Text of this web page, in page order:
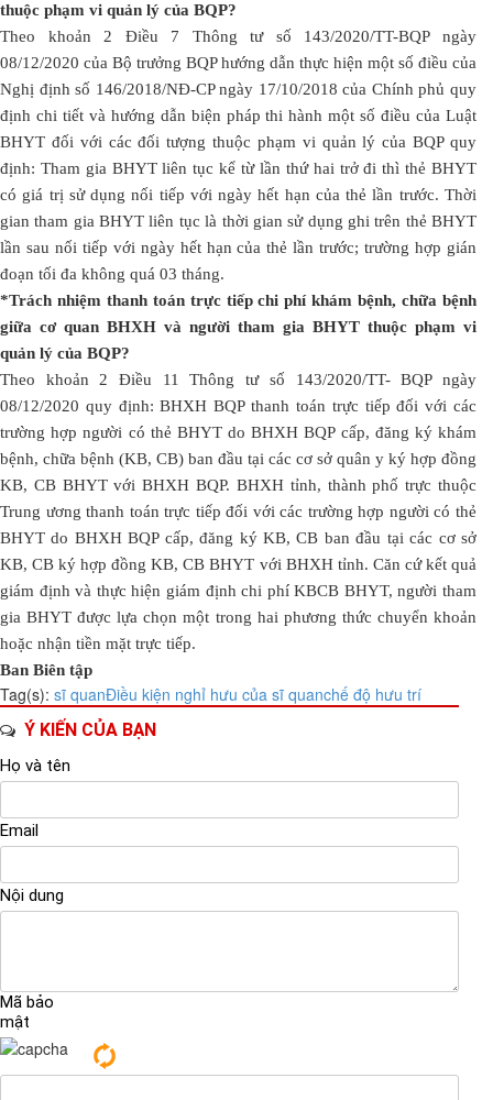
thuộc phạm vi quản lý của BQP?
Theo khoản 2 Điều 7 Thông tư số 143/2020/TT-BQP ngày
08/12/2020 của Bộ trưởng BQP hướng dẫn thực hiện một số điều của
Nghị định số 146/2018/NĐ-CP ngày 17/10/2018 của Chính phủ quy
định chi tiết và hướng dẫn biện pháp thi hành một số điều của Luật
BHYT đối với các đối tượng thuộc phạm vi quản lý của BQP quy
định: Tham gia BHYT liên tục kể từ lần thứ hai trở đi thì thẻ BHYT
có giá trị sử dụng nối tiếp với ngày hết hạn của thẻ lần trước. Thời
gian tham gia BHYT liên tục là thời gian sử dụng ghi trên thẻ BHYT
lần sau nối tiếp với ngày hết hạn của thẻ lần trước; trường hợp gián
đoạn tối đa không quá 03 tháng.
*Trách nhiệm thanh toán trực tiếp chi phí khám bệnh, chữa bệnh
giữa cơ quan BHXH và người tham gia BHYT thuộc phạm vi
quản lý của BQP?
Theo khoản 2 Điều 11 Thông tư số 143/2020/TT- BQP ngày
08/12/2020 quy định: BHXH BQP thanh toán trực tiếp đối với các
trường hợp người có thẻ BHYT do BHXH BQP cấp, đăng ký khám
bệnh, chữa bệnh (KB, CB) ban đầu tại các cơ sở quân y ký hợp đồng
KB, CB BHYT với BHXH BQP. BHXH tỉnh, thành phố trực thuộc
Trung ương thanh toán trực tiếp đối với các trường hợp người có thẻ
BHYT do BHXH BQP cấp, đăng ký KB, CB ban đầu tại các cơ sở
KB, CB ký hợp đồng KB, CB BHYT với BHXH tỉnh. Căn cứ kết quả
giám định và thực hiện giám định chi phí KBCB BHYT, người tham
gia BHYT được lựa chọn một trong hai phương thức chuyển khoản
hoặc nhận tiền mặt trực tiếp.
Ban Biên tập
Tag(s): sĩ quanĐiều kiện nghỉ hưu của sĩ quanchế độ hưu trí
Ý KIẾN CỦA BẠN
Họ và tên
Email
Nội dung
Mã bảo
mật